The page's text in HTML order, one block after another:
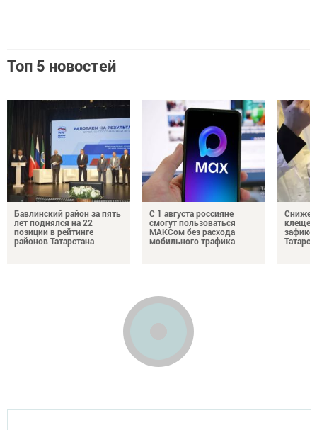
Топ 5 новостей
Бавлинский район за пять
лет поднялся на 22
позиции в рейтинге
районов Татарстана
С 1 августа россияне
смогут пользоваться
МАКСом без расхода
мобильного трафика
клещей